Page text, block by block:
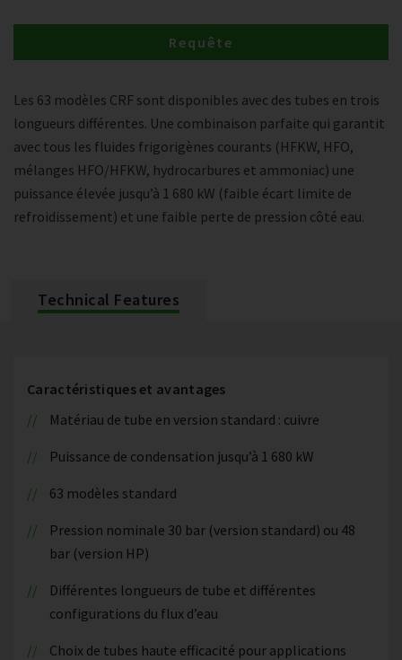
Les 63 modèles CRF sont disponibles avec des tubes en trois
longueurs différentes. Une combinaison parfaite qui garantit
avec tous les fluides frigorigènes courants (HFKW, HFO,
mélanges HFO/HFKW, hydrocarbures et ammoniac) une
puissance élevée jusqu’à 1 680 kW (faible écart limite de
refroidissement) et une faible perte de pression côté eau.
Requête
Technical Features
Caractéristiques et avantages
Matériau de tube en version standard : cuivre
Puissance de condensation jusqu’à 1 680 kW
63 modèles standard
Pression nominale 30 bar (version standard) ou 48
bar (version HP)
Différentes longueurs de tube et différentes
configurations du flux d’eau
Choix de tubes haute efficacité pour applications